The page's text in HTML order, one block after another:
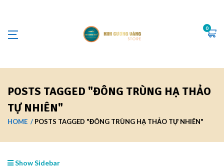
0
POSTS TAGGED "ĐÔNG TRÙNG HẠ THẢO
TỰ NHIÊN"
HOME POSTS TAGGED "ĐÔNG TRÙNG HẠ THẢO TỰ NHIÊN"
Show Sidebar